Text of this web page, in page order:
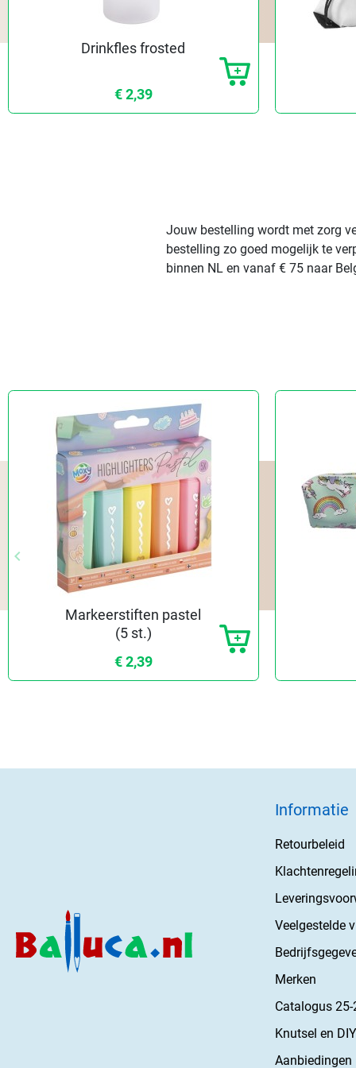
Drinkfles frosted
€ 2,39
Jouw bestelling wordt met zorg
bestelling zo goed mogelijk te
binnen NL en vanaf € 75 naar
Vorige
keyboard_arrow_left
Markeerstiften pastel
(5 st.)
€ 2,39
Informatie
Retourbeleid
Veelgestelde
Merken
Catalogus 25-
Knutsel en
Aanbiedingen